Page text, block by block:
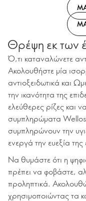
Θρέψη εκ των
Ό,τι καταναλώνετε
Ακολουθήστε μία
αντιοξειδωτικά και
την ικανότητα της
ελεύθερες ρίζες και
συμπληρώματα
συμπληρώνουν την
ενεργά την ευεξία
Να θυμάστε ότι η
πρέπει να φοβάστε,
προληπτικά.
χρησιμοποιώντας τα